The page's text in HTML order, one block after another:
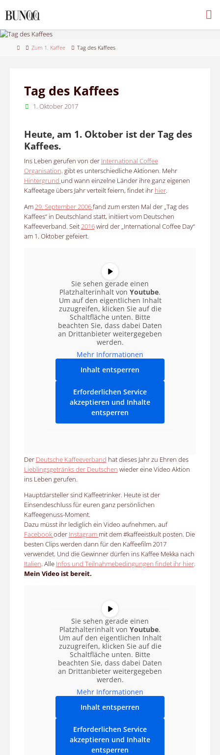
to
HomeZum 1. Kaffee Tag des Kaffees
Tag des Kaffees
1. Oktober 2017
Heute, am 1. Oktober ist der Tag des
Kaffees.
Ins Leben gerufen von der International Coffee
Organisation, gibt es unterschiedliche Aktionen. Mehr
Hintergrund und wann einzelne Länder ihre ganz eigenen
Kaffeetage übers Jahr verteilt feiern, findet ihr hier.
Am29. September 2006fand zum ersten Mal der „Tag des
Kaffees“ in Deutschland statt, initiiert vom Deutschen
Kaffeeverband. Seit2016wird der „International Coffee Day“
am 1. Oktober gefeiert.
Sie sehen gerade einen
Platzhalterinhalt von Youtube.
Um auf den eigentlichen Inhalt
zuzugreifen, klicken Sie auf die
Schaltfläche unten. Bitte
beachten Sie, dass dabei Daten
an Drittanbieter weitergegeben
werden.
Mehr Informationen
Inhalt entsperren
Erforderlichen Service
akzeptieren und Inhalte
entsperren
Der Deutsche Kaffeeverband hat dieses Jahr zu Ehren des
Lieblingsgetränks der Deutschen wieder eine Video Aktion
ins Leben gerufen.
Hauptdarsteller sind Kaffeetrinker. Heute ist der
Einsendeschluss für euren ganz persönlichen
Kaffeegenuss-Moment.
Dazu müsst ihr lediglich ein Video aufnehmen, auf
Facebookoder Instagram mit dem #kaffeeistkult posten. Die
besten Clips werden dann für den Kaffeefilm 2017
verwendet. Und die Gewinner dürfen ins Kaffee Mekka nach
Italien. Alle Infos und Teilnahmebedingungen findet ihr hier.
Mein Video ist bereit.
Sie sehen gerade einen
Platzhalterinhalt von Youtube.
Um auf den eigentlichen Inhalt
zuzugreifen, klicken Sie auf die
Schaltfläche unten. Bitte
beachten Sie, dass dabei Daten
an Drittanbieter weitergegeben
werden.
Mehr Informationen
Inhalt entsperren
Erforderlichen Service
akzeptieren und Inhalte
entsperren